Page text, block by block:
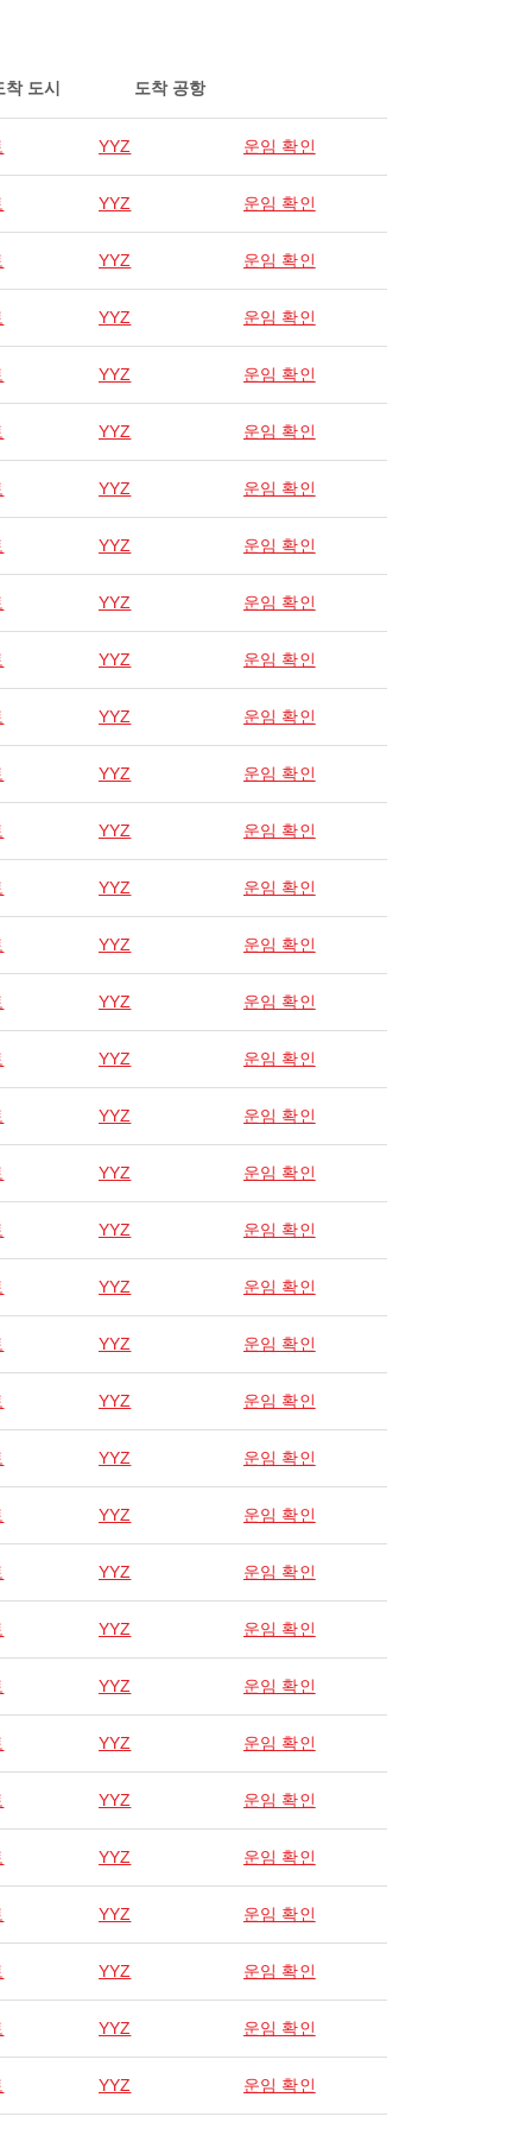
착 도시 도착 공항
YYZ 운임 확인
YYZ 운임 확인
YYZ 운임 확인
YYZ 운임 확인
YYZ 운임 확인
YYZ 운임 확인
YYZ 운임 확인
YYZ 운임 확인
YYZ 운임 확인
YYZ 운임 확인
YYZ 운임 확인
YYZ 운임 확인
YYZ 운임 확인
YYZ 운임 확인
YYZ 운임 확인
YYZ 운임 확인
YYZ 운임 확인
YYZ 운임 확인
YYZ 운임 확인
YYZ 운임 확인
YYZ 운임 확인
YYZ 운임 확인
YYZ 운임 확인
YYZ 운임 확인
YYZ 운임 확인
YYZ 운임 확인
YYZ 운임 확인
YYZ 운임 확인
YYZ 운임 확인
YYZ 운임 확인
YYZ 운임 확인
YYZ 운임 확인
YYZ 운임 확인
YYZ 운임 확인
YYZ 운임 확인